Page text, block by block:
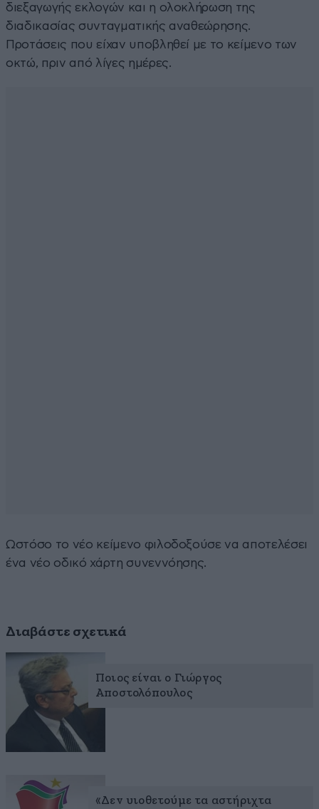
διεξαγωγής εκλογών και η ολοκλήρωση της
διαδικασίας συνταγματικής αναθεώρησης.
Προτάσεις που είχαν υποβληθεί με το κείμενο των
οκτώ, πριν από λίγες ημέρες.
Ωστόσο το νέο κείμενο φιλοδοξούσε να αποτελέσει
ένα νέο οδικό χάρτη συνεννόησης.
Διαβάστε σχετικά
Ποιος είναι ο Γιώργος
Αποστολόπουλος
«Δεν υιοθετούμε τα αστήριχτα